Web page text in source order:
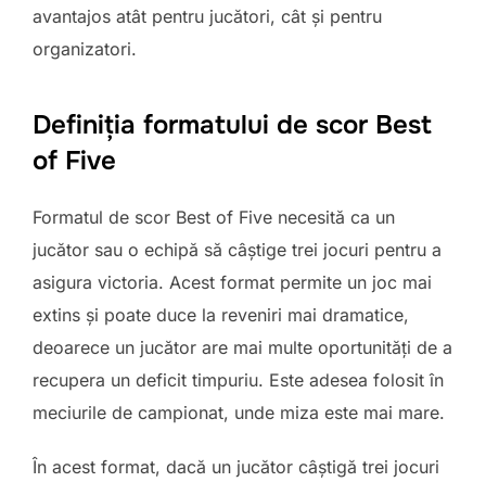
avantajos atât pentru jucători, cât și pentru
organizatori.
Definiția formatului de scor Best
of Five
Formatul de scor Best of Five necesită ca un
jucător sau o echipă să câștige trei jocuri pentru a
asigura victoria. Acest format permite un joc mai
extins și poate duce la reveniri mai dramatice,
deoarece un jucător are mai multe oportunități de a
recupera un deficit timpuriu. Este adesea folosit în
meciurile de campionat, unde miza este mai mare.
În acest format, dacă un jucător câștigă trei jocuri